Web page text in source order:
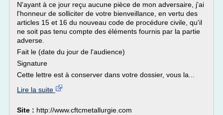
N'ayant à ce jour reçu aucune pièce de mon adversaire, j'ai
l'honneur de solliciter de votre bienveillance, en vertu des
articles 15 et 16 du nouveau code de procédure civile, qu'il
ne soit pas tenu compte des éléments fournis par la partie
adverse.
Fait le (date du jour de l'audience)
Signature
Cette lettre est à conserver dans votre dossier, vous la...
Lire la suite
Site : http://www.cftcmetallurgie.com